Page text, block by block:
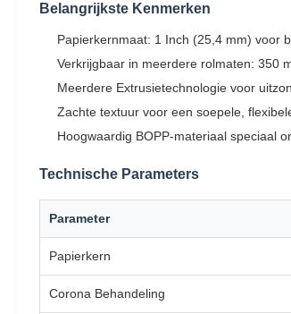
Belangrijkste Kenmerken
Papierkernmaat: 1 Inch (25,4 mm) voor
Verkrijgbaar in meerdere rolmaten: 350
Meerdere Extrusietechnologie voor
Zachte textuur voor een soepele,
Hoogwaardig BOPP-materiaal speciaal
Technische Parameters
Parameter
Papierkern
Corona Behandeling